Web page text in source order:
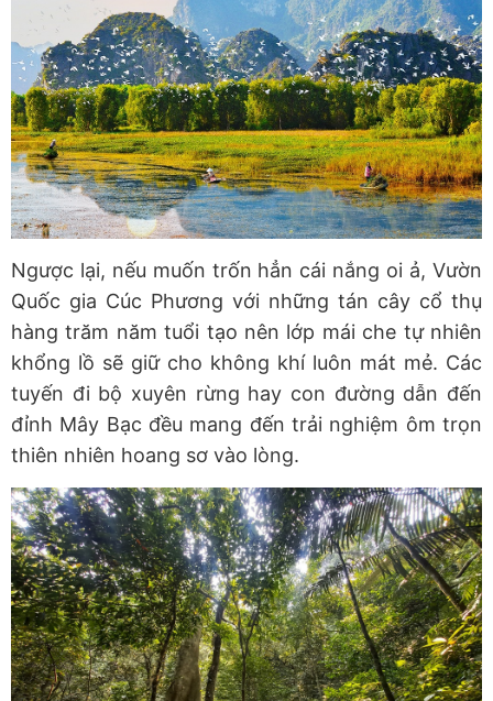
Ngược lại, nếu muốn trốn hẳn cái nắng oi ả, Vườn
Quốc gia Cúc Phương với những tán cây cổ thụ
hàng trăm năm tuổi tạo nên lớp mái che tự nhiên
khổng lồ sẽ giữ cho không khí luôn mát mẻ. Các
tuyến đi bộ xuyên rừng hay con đường dẫn đến
đỉnh Mây Bạc đều mang đến trải nghiệm ôm trọn
thiên nhiên hoang sơ vào lòng.